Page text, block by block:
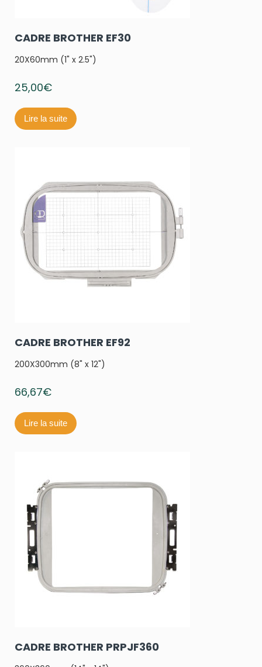
CADRE BROTHER EF30
20X60mm (1" x 2.5")
25,00€
Lire la suite
CADRE BROTHER EF92
200X300mm (8" x 12")
66,67€
Lire la suite
CADRE BROTHER PRPJF360